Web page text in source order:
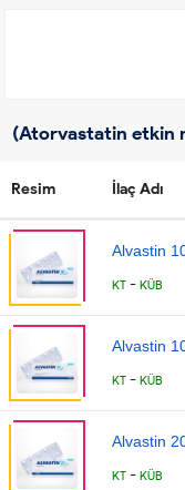
(Atorvastatin etkin
Resim İlaç Adı
Alvastin
KT - KÜB
Alvastin
KT - KÜB
Alvastin
KT - KÜB